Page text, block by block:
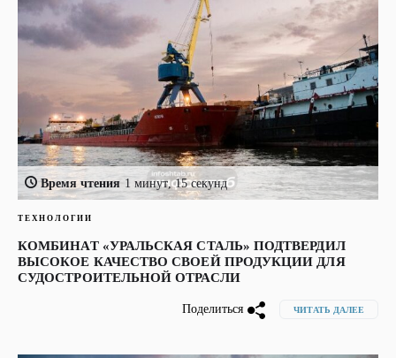
Время чтения 1 минут, 15 секунд
ТЕХНОЛОГИИ
КОМБИНАТ «УРАЛЬСКАЯ СТАЛЬ» ПОДТВЕРДИЛ
ВЫСОКОЕ КАЧЕСТВО СВОЕЙ ПРОДУКЦИИ ДЛЯ
СУДОСТРОИТЕЛЬНОЙ ОТРАСЛИ
Поделиться ЧИТАТЬ ДАЛЕЕ